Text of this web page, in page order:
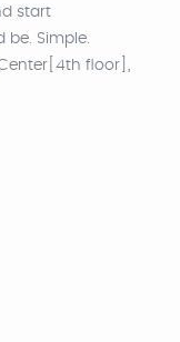
start
be. Simple.
Center[4th floor],